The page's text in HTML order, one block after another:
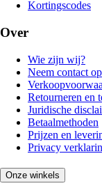
Kortingscodes
Over
Wie zijn wij?
Neem contact op
Retourneren en
Juridische
Betaalmethoden
Prijzen en
Privacy
Onze winkels